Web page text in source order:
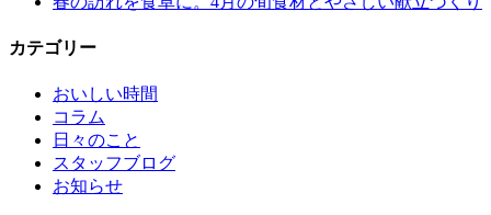
カテゴリー
おいしい時間
コラム
日々のこと
スタッフブログ
お知らせ